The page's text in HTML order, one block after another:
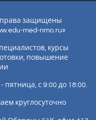
права защищены
med-nmo.ru»
курсы
повышение
с 9:00 до 18:00.
круглосуточно